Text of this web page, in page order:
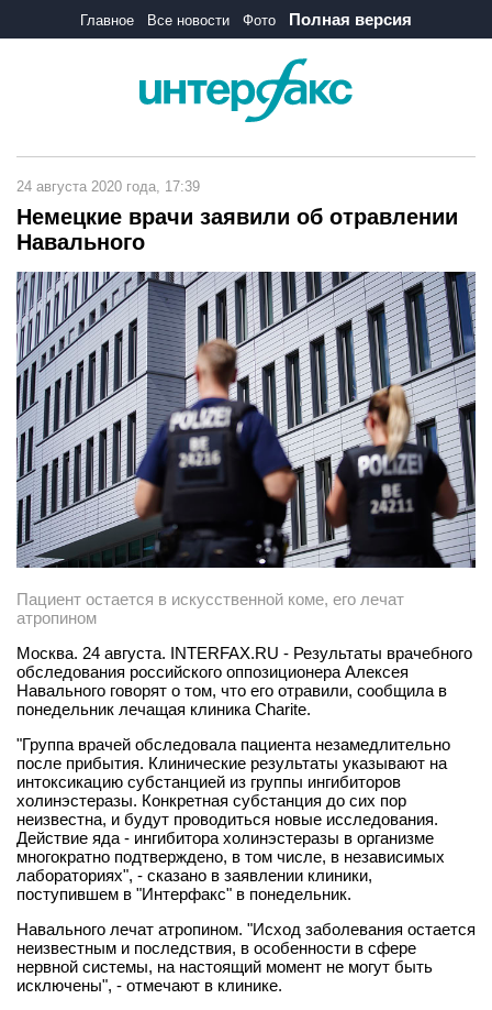
Главное Все новости Фото Полная версия
24 августа 2020 года, 17:39
Немецкие врачи заявили об отравлении
Навального
Пациент остается в искусственной коме, его лечат
атропином
Москва. 24 августа. INTERFAX.RU - Результаты врачебного
обследования российского оппозиционера Алексея
Навального говорят о том, что его отравили, сообщила в
понедельник лечащая клиника Charite.
"Группа врачей обследовала пациента незамедлительно
после прибытия. Клинические результаты указывают на
интоксикацию субстанцией из группы ингибиторов
холинэстеразы. Конкретная субстанция до сих пор
неизвестна, и будут проводиться новые исследования.
Действие яда - ингибитора холинэстеразы в организме
многократно подтверждено, в том числе, в независимых
лабораториях", - сказано в заявлении клиники,
поступившем в "Интерфакс" в понедельник.
Навального лечат атропином. "Исход заболевания остается
неизвестным и последствия, в особенности в сфере
нервной системы, на настоящий момент не могут быть
исключены", - отмечают в клинике.